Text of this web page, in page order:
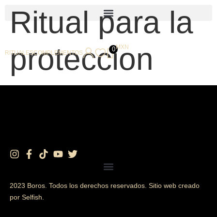
RITUALESCOMPLEMENTOS 0MXN
Ritual para la
proteccion
2023 Boros. Todos los derechos reservados. Sitio web creado
por Selfish.